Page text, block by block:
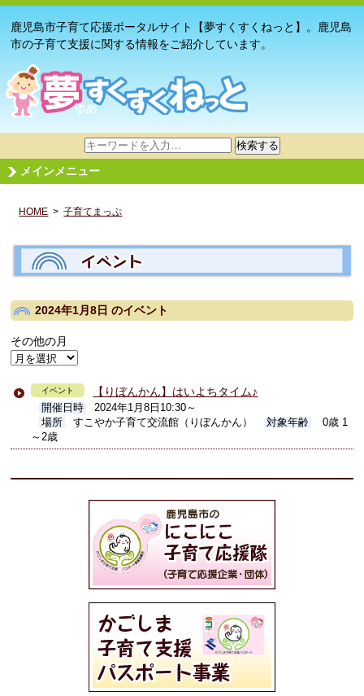
鹿児島市子育て応援ポータルサイト【夢すくすくねっと】。鹿児島
市の子育て支援に関する情報をご紹介しています。
サ
イ
ト
検
検索する
メインメニュー
HOME >子育てまっぷ
2024年1月8日のイベント
その他の月
イベント 【りぼんかん】はいよちタイム♪
開催日時
2024年1月8日10:30～
場所
すこやか子育て交流館（りぼんかん） 対象年齢
0歳 1
～2歳